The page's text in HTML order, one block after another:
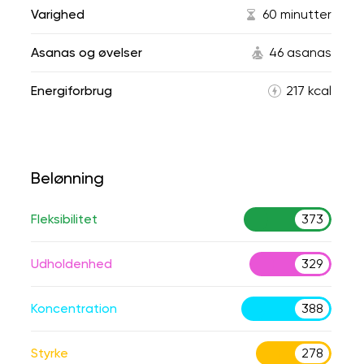
Varighed 60 minutter
Asanas og øvelser 46 asanas
Energiforbrug 217 kcal
Belønning
Fleksibilitet 373
Udholdenhed 329
Koncentration 388
Styrke 278